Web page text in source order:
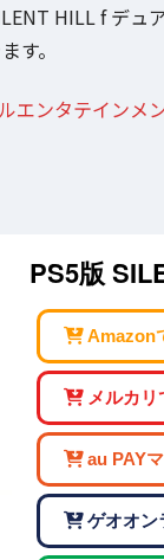
HILL f デュ
す。
エンタテインメ
PS5版
Amazon
メルカリ
au PAY
ゲオオン